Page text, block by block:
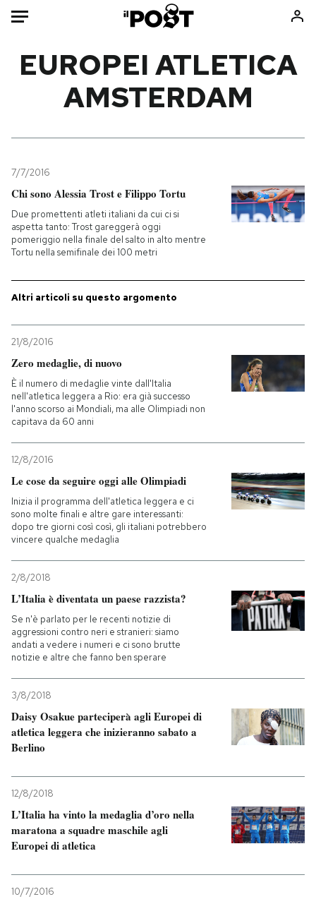
Mondo
Tecnologia
Internet
Scienza
Cultura
Sport
Libri
Ok Boomer!
Europa
Mondiali calcio 2026
PODCAST
NEWSLETTER
SHOP
CALENDARIO
AREA PERSONALE
Entra
EUROPEI ATLETICA
AMSTERDAM
7/7/2016
Chi sono Alessia Trost e Filippo Tortu
Due promettenti atleti italiani da cui ci si
aspetta tanto: Trost gareggerà oggi
pomeriggio nella finale del salto in alto mentre
Tortu nella semifinale dei 100 metri
Altri articoli su questo argomento
21/8/2016
Zero medaglie, di nuovo
È il numero di medaglie vinte dall'Italia
nell'atletica leggera a Rio: era già successo
l'anno scorso ai Mondiali, ma alle Olimpiadi non
capitava da 60 anni
12/8/2016
Le cose da seguire oggi alle Olimpiadi
Inizia il programma dell'atletica leggera e ci
sono molte finali e altre gare interessanti:
dopo tre giorni così così, gli italiani potrebbero
vincere qualche medaglia
2/8/2018
L’Italia è diventata un paese razzista?
Se n'è parlato per le recenti notizie di
aggressioni contro neri e stranieri: siamo
andati a vedere i numeri e ci sono brutte
notizie e altre che fanno ben sperare
3/8/2018
Daisy Osakue parteciperà agli Europei di
atletica leggera che inizieranno sabato a
Berlino
12/8/2018
L’Italia ha vinto la medaglia d’oro nella
maratona a squadre maschile agli
Europei di atletica
10/7/2016